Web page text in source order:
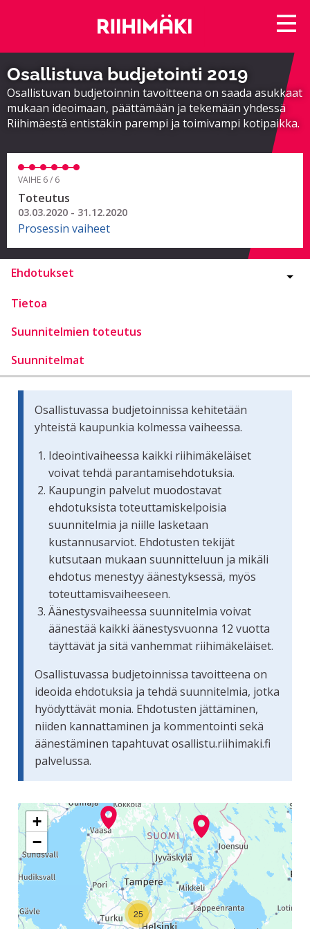
Osallistuva budjetointi 2019
Osallistuvan budjetoinnin tavoitteena on saada asukkaat
mukaan ideoimaan, päättämään ja tekemään yhdessä
Riihimäestä entistäkin parempi ja toimivampi kotipaikka.
VAIHE 6 / 6
Toteutus
03.03.2020 - 31.12.2020
Prosessin vaiheet
Ehdotukset
Tietoa
Suunnitelmien toteutus
Suunnitelmat
Osallistuvassa budjetoinnissa kehitetään
yhteistä kaupunkia kolmessa vaiheessa.
Ideointivaiheessa kaikki riihimäkeläiset
voivat tehdä parantamisehdotuksia.
Kaupungin palvelut muodostavat
ehdotuksista toteuttamiskelpoisia
suunnitelmia ja niille lasketaan
kustannusarviot. Ehdotusten tekijät
kutsutaan mukaan suunnitteluun ja mikäli
ehdotus menestyy äänestyksessä, myös
toteuttamisvaiheeseen.
Äänestysvaiheessa suunnitelmia voivat
äänestää kaikki äänestysvuonna 12 vuotta
täyttävät ja sitä vanhemmat riihimäkeläiset.
Osallistuvassa budjetoinnissa tavoitteena on
ideoida ehdotuksia ja tehdä suunnitelmia, jotka
hyödyttävät monia. Ehdotusten jättäminen,
niiden kannattaminen ja kommentointi sekä
äänestäminen tapahtuvat osallistu.riihimaki.fi
palvelussa.
Seuraavassa elementissä on kartta, joka esittää
25
+
−